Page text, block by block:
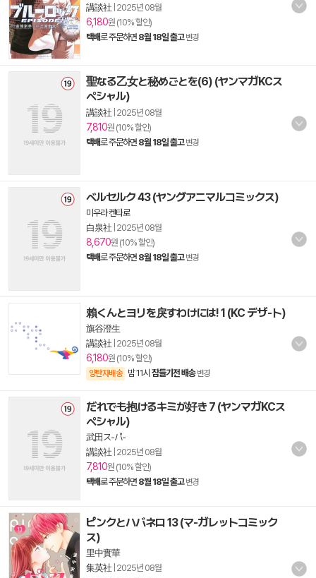
講談社 2025년 08월
6,180원 (10% 할인)
택배로 주문하면 8월 18일 출고 변경
聖なる乙女と秘めごとを(6) (ヤンマガKCス
ペシャル)
講談社 2025년 08월
7,810원 (10% 할인)
택배로 주문하면 8월 18일 출고 변경
ベルセルク 43 (ヤングアニマルコミックス)
미우라 켄타로
白泉社 2025년 08월
8,670원 (10% 할인)
택배로 주문하면 8월 18일 출고 변경
賴くんとヨリを戾すわけには! 1 (KC デザ-ト)
旗谷澄生
講談社 2025년 08월
6,180원 (10% 할인)
양탄자배송 밤 11시 잠들기전 배송 변경
だれでも抱けるキミが好き 7 (ヤンマガKCス
ペシャル)
武田ス-パ-
講談社 2025년 08월
7,810원 (10% 할인)
택배로 주문하면 8월 18일 출고 변경
ピンクとハバネロ 13 (マ-ガレットコミック
ス)
里中實華
集英社 2025년 08월